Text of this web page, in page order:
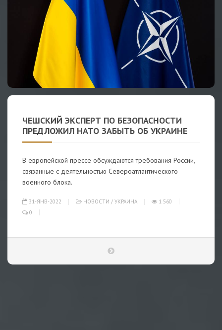
ЧЕШСКИЙ ЭКСПЕРТ ПО БЕЗОПАСНОСТИ
ПРЕДЛОЖИЛ НАТО ЗАБЫТЬ ОБ УКРАИНЕ
В европейской прессе обсуждаются требования России,
связанные с деятельностью Североатлантического
военного блока.
31-ЯНВ-2022 НОВОСТИ / УКРАИНА
1 560
0